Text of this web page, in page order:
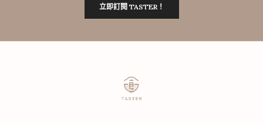
立即訂閱 TASTER！